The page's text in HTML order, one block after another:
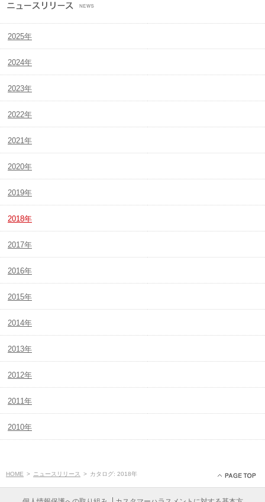
2025年
2024年
2023年
2022年
2021年
2020年
2019年
2018年
2017年
2016年
2015年
2014年
2013年
2012年
2011年
2010年
HOME > ニュースリリース > カタログ: 2018年